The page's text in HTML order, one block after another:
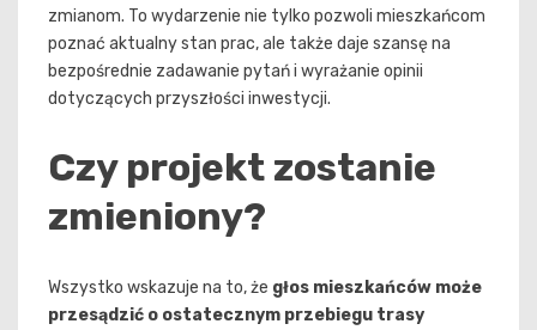
zmianom. To wydarzenie nie tylko pozwoli mieszkańcom
poznać aktualny stan prac, ale także daje szansę na
bezpośrednie zadawanie pytań i wyrażanie opinii
dotyczących przyszłości inwestycji.
Czy projekt zostanie
zmieniony?
Wszystko wskazuje na to, że głos mieszkańców może
przesądzić o ostatecznym przebiegu trasy